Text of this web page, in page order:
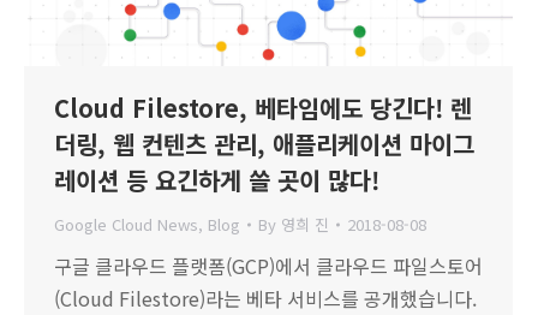
Cloud Filestore, 베타임에도 당긴다! 렌
더링, 웹 컨텐츠 관리, 애플리케이션 마이그
레이션 등 요긴하게 쓸 곳이 많다!
Google Cloud News, Blog By 영희 진 2018-08-08
구글 클라우드 플랫폼(GCP)에서 클라우드 파일스토어
(Cloud Filestore)라는 베타 서비스를 공개했습니다.